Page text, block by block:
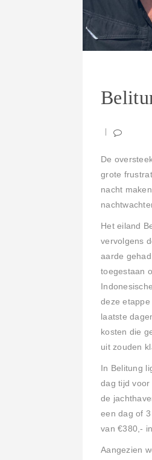
De
grote
nacht
Het eiland
vervolgens
aarde
toegestaan
deze
laatste
kosten die
uit zouden
In Belitung
dag tijd
de
een dag of
van €380,-
Aangezien